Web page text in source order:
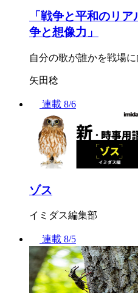
「戦争と平和のリ
争と想像力」
自分の歌が誰かを戦場
矢田稔
連載 8/6
ゾス
イミダス編集部
連載 8/5